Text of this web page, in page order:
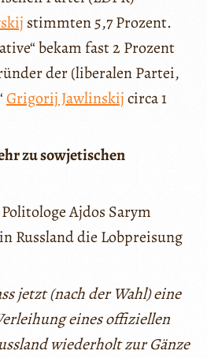
stimmten 5,7 Prozent.
bekam fast 2 Prozent
der (liberalen Partei,
Grigorij Jawlinskijcirca 1
zu sowjetischen
Ajdos Sarym
Russland die Lobpreisung
jetzt (nach der Wahl) eine
eines offiziellen
wiederholt zur Gänze